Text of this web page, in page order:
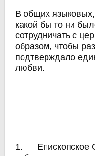
В общих языковых,
какой бы то ни
сотрудничать с
образом, чтобы
подтверждало
любви.
1. Епископское